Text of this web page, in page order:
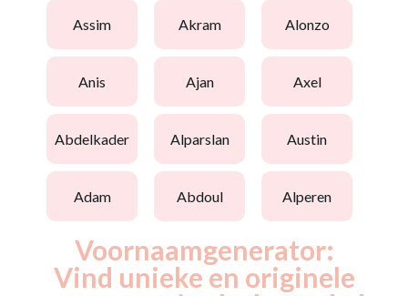
assim akram alonzo
anis ajan axel
abdelkader alparslan austin
adam abdoul alperen
Voornaamgenerator:
Vind unieke en originele